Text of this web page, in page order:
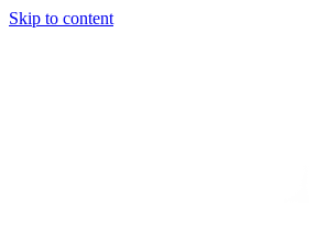
Skip to content